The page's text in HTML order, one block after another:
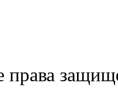
права